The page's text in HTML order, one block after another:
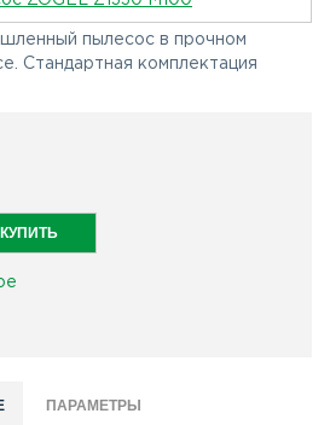
пылесос в прочном
Стандартная комплектация
ПАРАМЕТРЫ